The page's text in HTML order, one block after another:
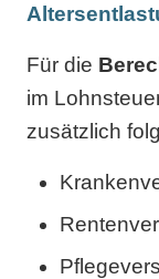
Für die
im
zusätzlich